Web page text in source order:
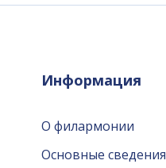
Информация
О филармонии
Основные сведения